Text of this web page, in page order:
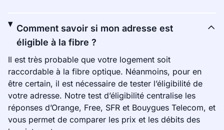
Comment savoir si mon adresse est
éligible à la fibre ?
Il est très probable que votre logement soit
raccordable à la fibre optique. Néanmoins, pour en
être certain, il est nécessaire de tester l’éligibilité de
votre adresse. Notre test d’éligibilité centralise les
réponses d’Orange, Free, SFR et Bouygues Telecom, et
vous permet de comparer les prix et les débits des